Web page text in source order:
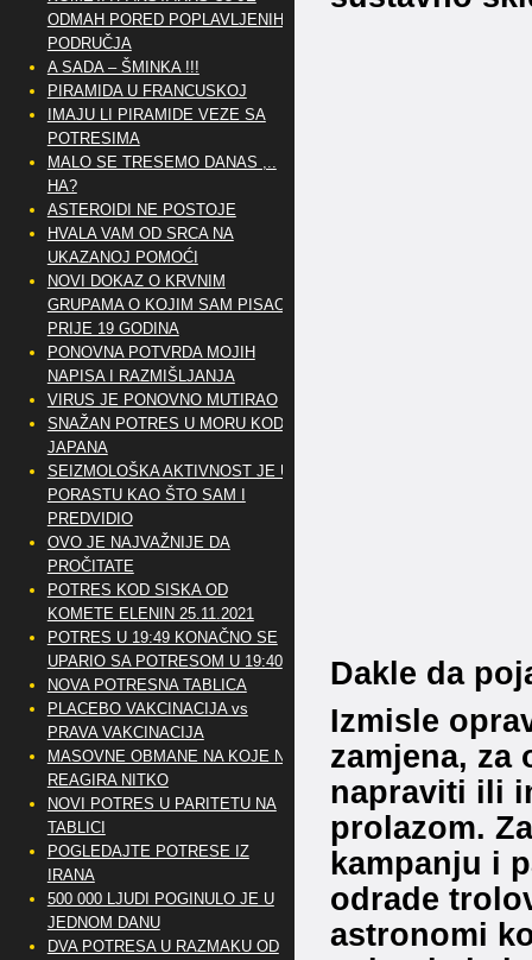
Dakle da
Izmisle
zamjena, za
napraviti ili
prolazom.
kampanju i
odrade
astronomi
ODMAH PORED POPLAVLJENIH
PODRUČJA
A SADA – ŠMINKA !!!
PIRAMIDA U FRANCUSKOJ
IMAJU LI PIRAMIDE VEZE SA
POTRESIMA
MALO SE TRESEMO DANAS ,..
HA?
ASTEROIDI NE POSTOJE
HVALA VAM OD SRCA NA
UKAZANOJ POMOĆI
NOVI DOKAZ O KRVNIM
GRUPAMA O KOJIM SAM PISAO
PRIJE 19 GODINA
PONOVNA POTVRDA MOJIH
NAPISA I RAZMIŠLJANJA
VIRUS JE PONOVNO MUTIRAO
SNAŽAN POTRES U MORU KOD
JAPANA
SEIZMOLOŠKA AKTIVNOST JE U
PORASTU KAO ŠTO SAM I
PREDVIDIO
OVO JE NAJVAŽNIJE DA
PROČITATE
POTRES KOD SISKA OD
KOMETE ELENIN 25.11.2021
POTRES U 19:49 KONAČNO SE
UPARIO SA POTRESOM U 19:40
NOVA POTRESNA TABLICA
PLACEBO VAKCINACIJA vs
PRAVA VAKCINACIJA
MASOVNE OBMANE NA KOJE NE
REAGIRA NITKO
NOVI POTRES U PARITETU NA
TABLICI
POGLEDAJTE POTRESE IZ
IRANA
500 000 LJUDI POGINULO JE U
JEDNOM DANU
DVA POTRESA U RAZMAKU OD